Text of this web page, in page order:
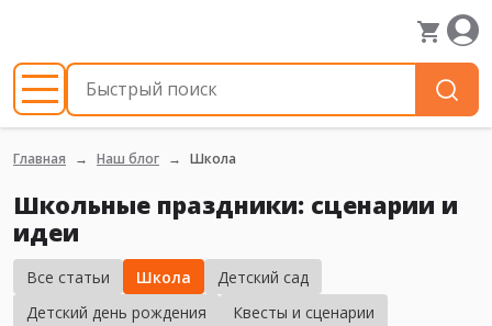
Главная Наш блог Школа
Школьные праздники: сценарии и
идеи
Все статьи Школа
Детский сад
Детский день рождения
Квесты и сценарии